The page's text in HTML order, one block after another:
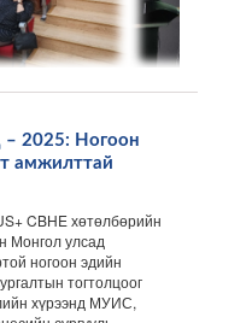
– 2025: Ногоон
амжилттай
CBHE хөтөлбөрийн
Монгол улсад
ногоон эдийн
тогтолцоог
хүрээнд МУИС,